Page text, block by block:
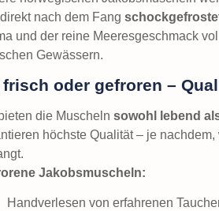
nach dem Fang
und der reine Meeresgeschmack
Gewässern.
frisch oder gefroren –
die Muscheln sowohl lebend
höchste Qualität – je
Jakobsmuscheln:
Handverlesen von erfahrenen